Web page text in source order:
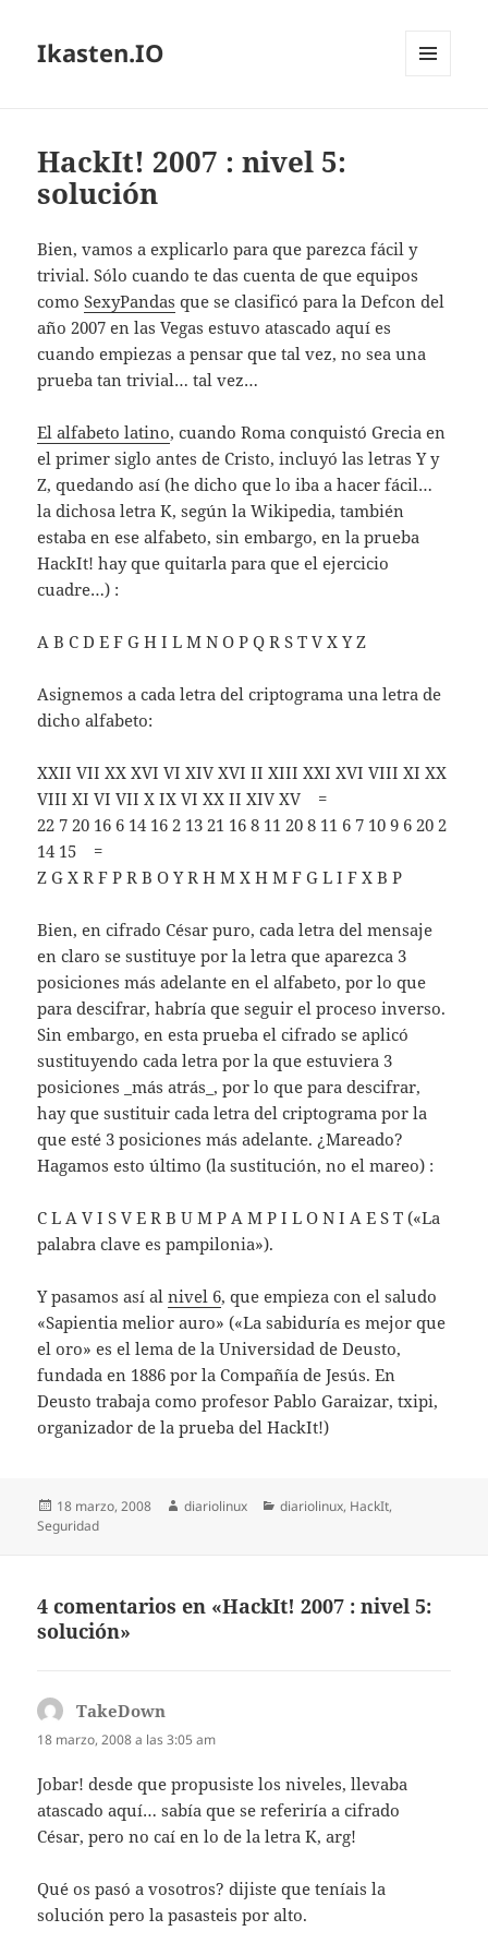
Ikasten.IO
HackIt! 2007 : nivel 5:
solución
Bien, vamos a explicarlo para que parezca fácil y
trivial. Sólo cuando te das cuenta de que equipos
comoSexyPandas que se clasificó para la Defcon del
año 2007 en las Vegas estuvo atascado aquí es
cuando empiezas a pensar que tal vez, no sea una
prueba tan trivial… tal vez…
El alfabeto latino, cuando Roma conquistó Grecia en
el primer siglo antes de Cristo, incluyó las letras Y y
Z, quedando así (he dicho que lo iba a hacer fácil…
la dichosa letra K, según la Wikipedia, también
estaba en ese alfabeto, sin embargo, en la prueba
HackIt! hay que quitarla para que el ejercicio
cuadre…) :
A B C D E F G H I L M N O P Q R S T V X Y Z
Asignemos a cada letra del criptograma una letra de
dicho alfabeto:
XXII VII XX XVI VI XIV XVI II XIII XXI XVI VIII XI XX
VIII XI VI VII X IX VI XX II XIV XV =
22 7 20 16 6 14 16 2 13 21 16 8 11 20 8 11 6 7 10 9 6 20 2
14 15 =
Z G X R F P R B O Y R H M X H M F G L I F X B P
Bien, en cifrado César puro, cada letra del mensaje
en claro se sustituye por la letra que aparezca 3
posiciones más adelante en el alfabeto, por lo que
para descifrar, habría que seguir el proceso inverso.
Sin embargo, en esta prueba el cifrado se aplicó
sustituyendo cada letra por la que estuviera 3
posiciones _más atrás_, por lo que para descifrar,
hay que sustituir cada letra del criptograma por la
que esté 3 posiciones más adelante. ¿Mareado?
Hagamos esto último (la sustitución, no el mareo) :
C L A V I S V E R B U M P A M P I L O N I A E S T («La
palabra clave es pampilonia»).
Y pasamos así alnivel 6, que empieza con el saludo
«Sapientia melior auro» («La sabiduría es mejor que
el oro» es el lema de la Universidad de Deusto,
fundada en 1886 por la Compañía de Jesús. En
Deusto trabaja como profesor Pablo Garaizar, txipi,
organizador de la prueba del HackIt!)
Publicado
el
18 marzo, 2008 Autor
diariolinux Categorías
diariolinux, HackIt,
Seguridad
4 comentarios en «HackIt! 2007 : nivel 5:
solución»
TakeDown
18 marzo, 2008 a las 3:05 am
Jobar! desde que propusiste los niveles, llevaba
atascado aquí… sabía que se referiría a cifrado
César, pero no caí en lo de la letra K, arg!
Qué os pasó a vosotros? dijiste que teníais la
solución pero la pasasteis por alto.